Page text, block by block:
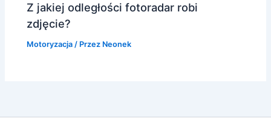
Z jakiej odległości fotoradar robi
zdjęcie?
Motoryzacja / Przez Neonek